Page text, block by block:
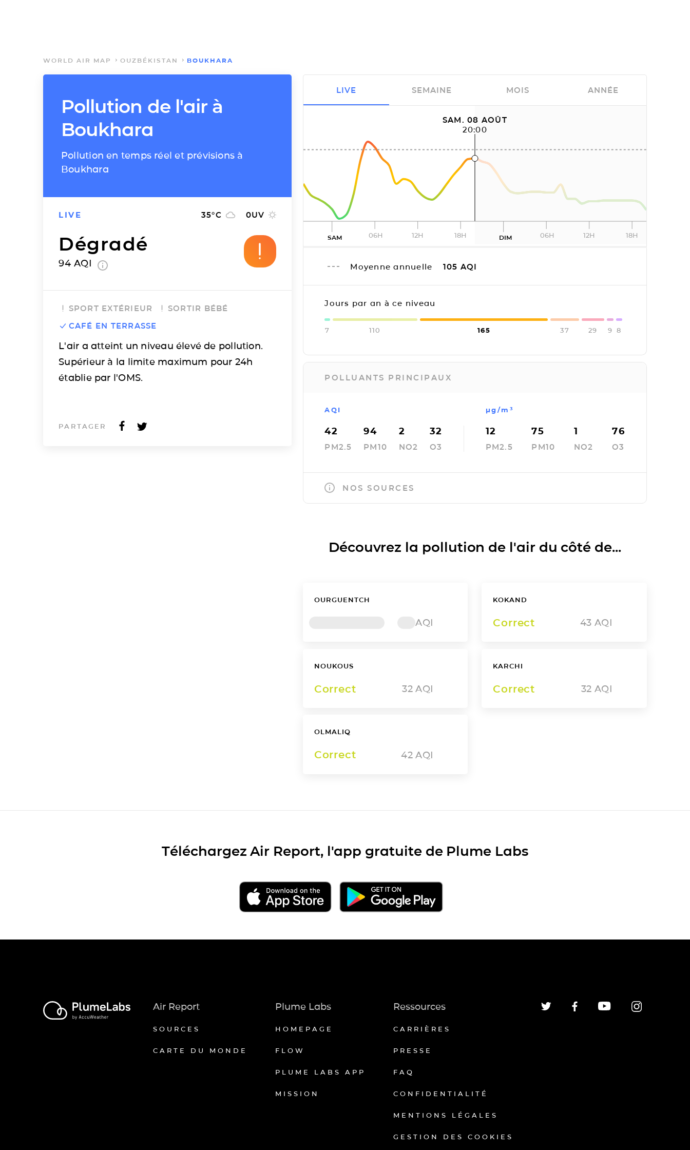
WORLD AIR MAP OUZBÉKISTAN BOUKHARA
Pollution de l'air à
Boukhara
Pollution en temps réel et prévisions à
Boukhara
LIVE 35°C 0UV
Dégradé
94 AQI
SPORT EXTÉRIEUR
SORTIR BÉBÉ
CAFÉ EN TERRASSE
L'air a atteint un niveau élevé de pollution.
Supérieur à la limite maximum pour 24h
établie par l'OMS.
PARTAGER
SAM. 08 AOÛT
20:00
SAM 06H 12H 18H DIM 06H 12H 18H
Moyenne annuelle 105 AQI
Jours par an à ce niveau
7 110 165 37 29 9 8
POLLUANTS PRINCIPAUX
AQI
42
PM2.5
94
PM10
2
NO2
32
O3
µg/m³
12
PM2.5
75
PM10
1
NO2
76
O3
NOS SOURCES
LIVE SEMAINE MOIS ANNÉE
Découvrez la pollution de l'air du côté de...
OURGUENTCH
AQI
KOKAND
Correct 43 AQI
NOUKOUS
Correct 32 AQI
KARCHI
Correct 32 AQI
OLMALIQ
Correct 42 AQI
Téléchargez Air Report, l'app gratuite de Plume Labs
Air Report
SOURCES
CARTE DU MONDE
Plume Labs
HOMEPAGE
FLOW
PLUME LABS APP
MISSION
Ressources
CARRIÈRES
PRESSE
FAQ
CONFIDENTIALITÉ
MENTIONS LÉGALES
GESTION DES COOKIES